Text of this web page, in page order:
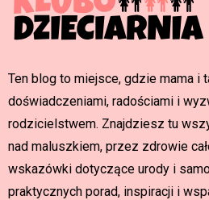
Ten blog to miejsce, gdzie mama i
doświadczeniami, radościami i
rodzicielstwem. Znajdziesz tu
nad maluszkiem, przez zdrowie
wskazówki dotyczące urody i
praktycznych porad, inspiracji i